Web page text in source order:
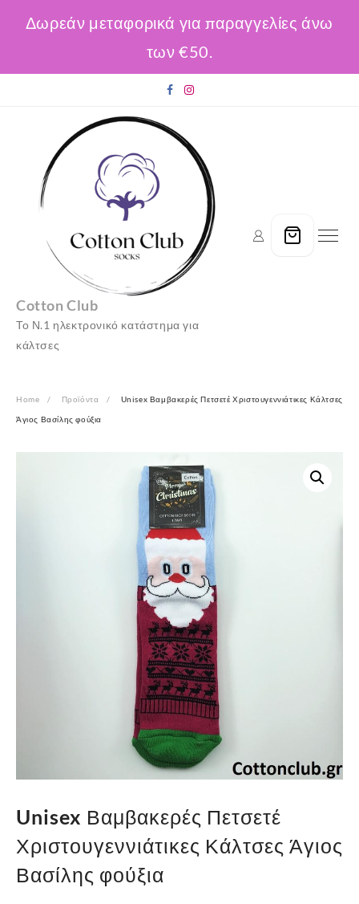
Δωρεάν μεταφορικά για παραγγελίες άνω
των €50.
Cotton Club
Το Ν.1 ηλεκτρονικό κατάστημα για
κάλτσες
Home Προϊόντα Unisex Βαμβακερές Πετσετέ Χριστουγεννιάτικες Κάλτσες
Άγιος Βασίλης φούξια
Unisex Βαμβακερές Πετσετέ
Χριστουγεννιάτικες Κάλτσες Άγιος
Βασίλης φούξια